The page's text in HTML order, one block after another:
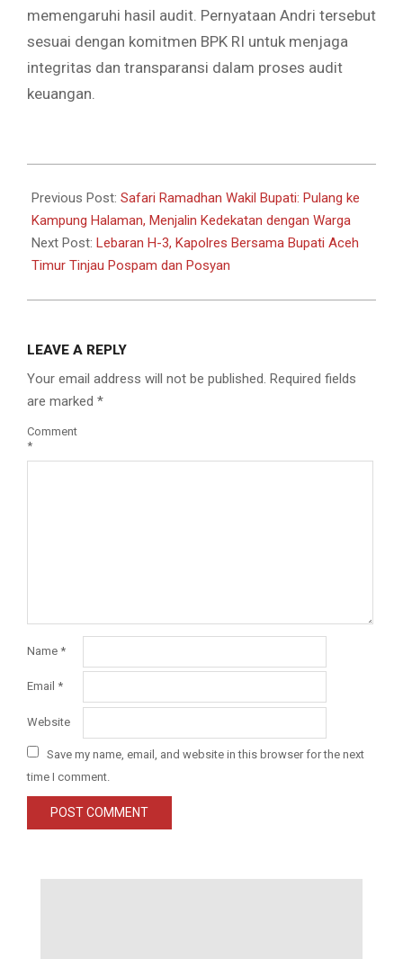
memengaruhi hasil audit. Pernyataan Andri tersebut
sesuai dengan komitmen BPK RI untuk menjaga
integritas dan transparansi dalam proses audit
keuangan.
03-
28
Previous Post: Safari Ramadhan Wakil Bupati: Pulang ke
Kampung Halaman, Menjalin Kedekatan dengan Warga
Next Post: Lebaran H-3, Kapolres Bersama Bupati Aceh
Timur Tinjau Pospam dan Posyan
LEAVE A REPLY
Your email address will not be published. Required fields
are marked *
Comment
*
Name *
Email *
Website
Save my name, email, and website in this browser for the next
time I comment.